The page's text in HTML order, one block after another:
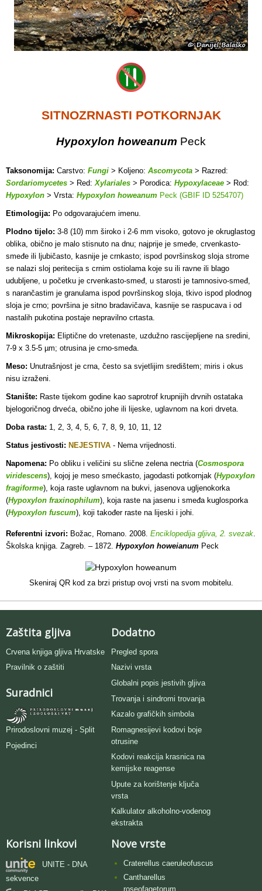
SITNOZRNASTI POTKORNJAK
Hypoxylon howeanum Peck
Taksonomija: Carstvo: Fungi > Koljeno: Ascomycota > Razred:
Sordariomycetes > Red:Xylariales > Porodica: Hypoxylaceae > Rod:
Hypoxylon > Vrsta: Hypoxylon howeanum Peck (GBIF ID 5254707)
Etimologija: Po odgovarajućem imenu.
Plodno tijelo: 3-8 (10) mm široko i 2-6 mm visoko, gotovo je okruglastog
oblika, obično je malo stisnuto na dnu; najprije je smeđe, crvenkasto-
smeđe ili ljubičasto, kasnije je crnkasto; ispod površinskog sloja strome
se nalazi sloj peritecija s crnim ostiolama koje su ili ravne ili blago
udubljene, u početku je crvenkasto-smeđ, u starosti je tamnosivo-smeđ,
s narančastim je granulama ispod površinskog sloja, tkivo ispod plodnog
sloja je crno; površina je sitno bradavičava, kasnije se raspucava i od
nastalih pukotina postaje nepravilno crtasta.
Mikroskopija: Eliptične do vretenaste, uzdužno rascijepljene na sredini,
7-9 x 3.5-5 µm; otrusina je crno-smeđa.
Meso: Unutrašnjost je crna, često sa svjetlijim središtem; miris i okus
nisu izraženi.
Stanište: Raste tijekom godine kao saprotrof krupnijih drvnih ostataka
bjelogoričnog drveća, obično johe ili lijeske, uglavnom na kori drveta.
Doba rasta: 1, 2, 3, 4, 5, 6, 7, 8, 9, 10, 11, 12
Status jestivosti: NEJESTIVA - Nema vrijednosti.
Napomena: Po obliku i veličini su slične zelena nectria (Cosmospora
viridescens), kojoj je meso smećkasto, jagodasti potkornjak (Hypoxylon
fragiforme), koja raste uglavnom na bukvi, jasenova ugljenokorka
(Hypoxylon fraxinophilum), koja raste na jasenu i smeđa kuglosporka
(Hypoxylon fuscum), koji također raste na lijeski i johi.
Referentni izvori: Božac, Romano. 2008. Enciklopedija gljiva, 2. svezak.
Školska knjiga. Zagreb. – 1872. Hypoxylon howeianum Peck
Skeniraj QR kod za brzi pristup ovoj vrsti na svom mobitelu.
Zaštita gljiva
Crvena knjiga gljiva Hrvatske
Pravilnik o zaštiti
Suradnici
Prirodoslovni muzej - Split
Pojedinci
Dodatno
Pregled spora
Nazivi vrsta
Globalni popis jestivih gljiva
Trovanja i sindromi trovanja
Kazalo grafičkih simbola
Romagnesijevi kodovi boje
otrusine
Kodovi reakcija krasnica na
kemijske reagense
Upute za korištenje ključa
vrsta
Kalkulator alkoholno-vodenog
ekstrakta
Korisni linkovi
UNITE - DNA
sekvence
Nove vrste
Craterellus caeruleofuscus
Cantharellus
roseofagetorum